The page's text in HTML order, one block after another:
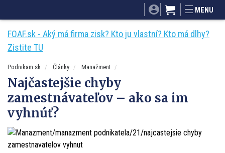
Mnamky-recepty.sk
MENU
FOAF.sk - Aký má firma zisk? Kto ju vlastní? Kto má dlhy?
Zistite TU
Podnikam.sk Články Manažment
Najčastejšie chyby
zamestnávateľov – ako sa im
vyhnúť?